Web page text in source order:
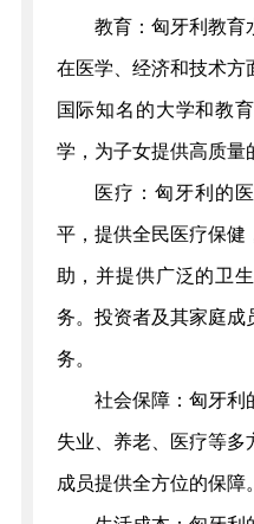
教育：匈牙利教育
在医学、经济和技术方
国际知名的大学和教
学，为子女提供高质量
医疗：匈牙利的医
平，提供全民医疗保健
助，并提供广泛的卫
务。投资者及其家庭成
务。
社会保障：匈牙利
失业、养老、医疗等多
成员提供全方位的保障。